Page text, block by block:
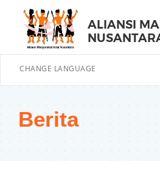
ALIANSI
CHANGE LANGUAGE
Berita